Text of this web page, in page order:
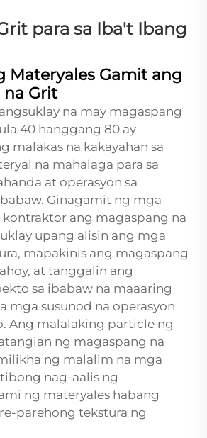
para sa Iba't Ibang
Materyales Gamit ang
na Grit
na may magaspang
40 hanggang 80 ay
malakas na kakayahan sa
na mahalaga para sa
at operasyon sa
Ginagamit ng mga
kontraktor ang magaspang na
upang alisin ang mga
mapakinis ang magaspang
at tanggalin ang
sa ibabaw na maaaring
mga susunod na operasyon
Ang malalaking particle ng
ng magaspang na
ng malalim na mga
nag-aalis ng
ng materyales habang
parehong tekstura ng